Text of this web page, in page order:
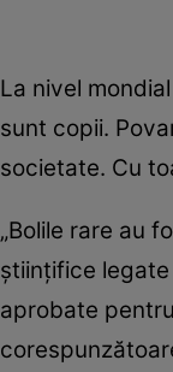
La nivel
sunt copii.
societate. Cu
„Bolile rare au
ştiinţifice
aprobate